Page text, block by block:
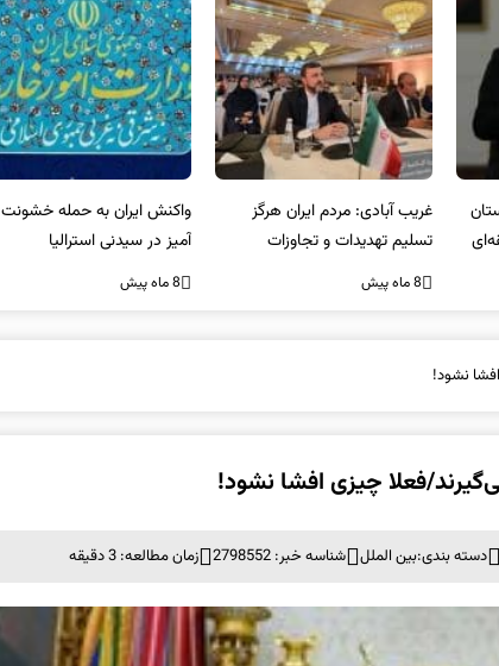
غریب آبادی: مردم ایران هرگز
تسلیم تهدیدات و تجاوزات
نخواهند شد و متحد و منسجم
8 ماه پیش
واکنش ایران به حمله خشونت
آمیز در سیدنی استرالیا
8 ماه پیش
دسته بندی:بین الملل شناسه خبر: 2798552 زمان مطالعه: 3 دقیقه